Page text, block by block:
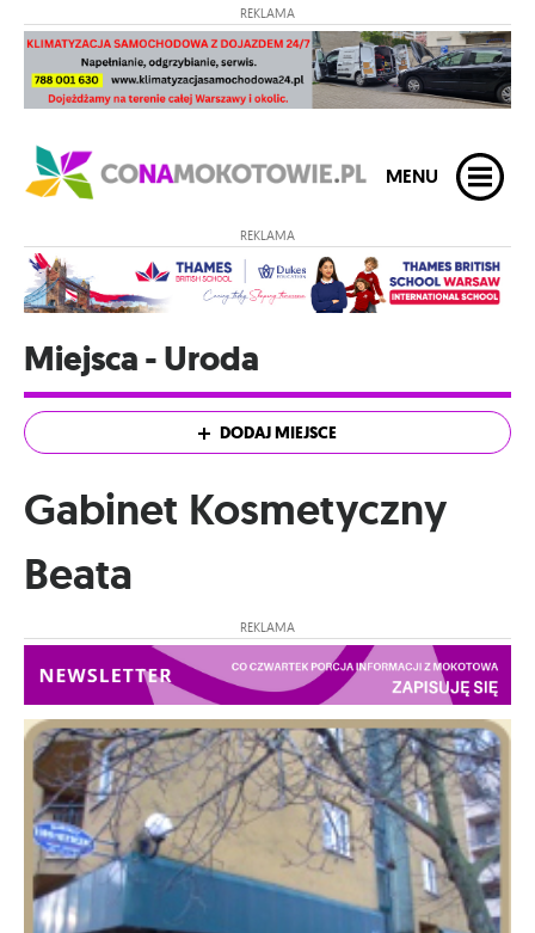
REKLAMA
MENU
REKLAMA
Miejsca - Uroda
DODAJ MIEJSCE
Gabinet Kosmetyczny
Beata
REKLAMA